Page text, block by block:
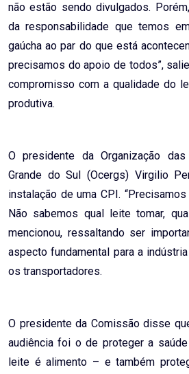
não estão sendo divulgados.
da responsabilidade que temos
gaúcha ao par do que está
precisamos do apoio de todos”,
compromisso com a qualidade do
produtiva.
O presidente da Organização
Grande do Sul (Ocergs) Virgilio
instalação de uma CPI.
Não sabemos qual leite tomar,
mencionou, ressaltando ser
aspecto fundamental para a
os transportadores.
O presidente da Comissão disse
audiência foi o de proteger a saúde
leite é alimento – e também